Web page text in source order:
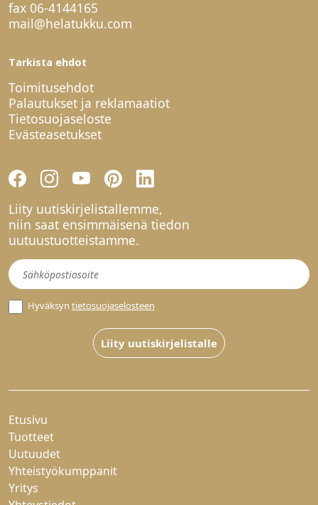
fax 06-4144165
mail@helatukku.com
Tarkista ehdot
Toimitusehdot
Palautukset ja reklamaatiot
Tietosuojaseloste
Evästeasetukset
Liity uutiskirjelistallemme,
niin saat ensimmäisenä tiedon
uutuustuotteistamme.
Uutiskirje
Hyväksyn tietosuojaselosteen
Liity uutiskirjelistalle
Etusivu
Tuotteet
Uutuudet
Yhteistyökumppanit
Yritys